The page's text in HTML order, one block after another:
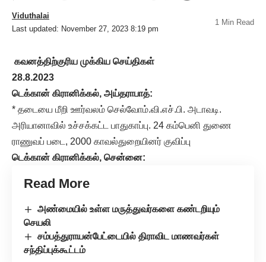
Last updated: November 27, 2023 8:19 pm
Viduthalai
1 Min Read
கவனத்திற்குரிய முக்கிய செய்திகள்
28.8.2023
டெக்கான் கிரானிக்கல், அய்தராபாத்:
* தடையை மீறி ஊர்வலம் செல்வோம்.வி.எச்.பி. அடாவடி.
அரியானாவில் உச்சக்கட்ட பாதுகாப்பு. 24 கம்பெனி துணை
ராணுவப் படை, 2000 காவல்துறையினர் குவிப்பு
டெக்கான் கிரானிக்கல், சென்னை:
Read More
அண்மையில் உள்ள மருத்துவர்களை கண்டறியும்
செயலி
சம்பத்துராயன்பேட்டையில் திராவிட மாணவர்கள்
சந்திப்புக்கூட்டம்